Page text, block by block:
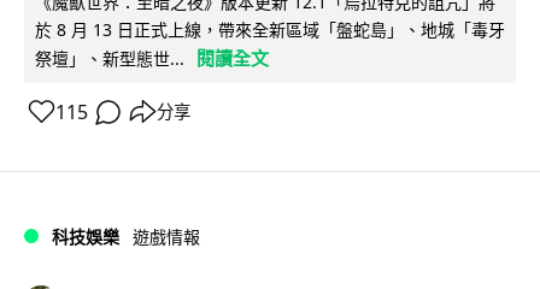
於 8 月 13 日正式上線，帶來全新區域「盤蛇島」、地城「毒牙
祭壇」、新型態世...
閱讀全文
115 分享
科技娛樂 遊戲情報